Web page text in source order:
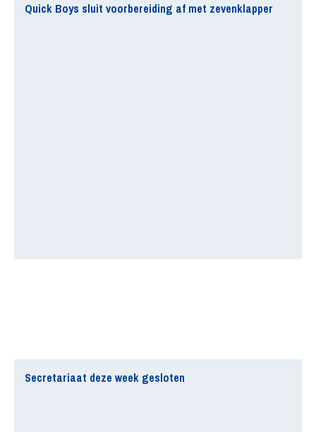
Quick Boys sluit voorbereiding af met zevenklapper
Secretariaat deze week gesloten